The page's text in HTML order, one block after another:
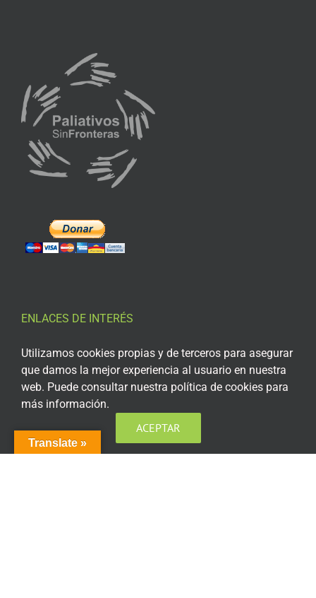
ENLACES DE INTERÉS
Aviso Legal
Política de privacidad
Política de privacidad Redes Sociales
Política de cookies
Translate »
Utilizamos cookies propias y de terceros para asegurar
que damos la mejor experiencia al usuario en nuestra
web. Puede consultar nuestra política de cookies para
más información.
ACEPTAR